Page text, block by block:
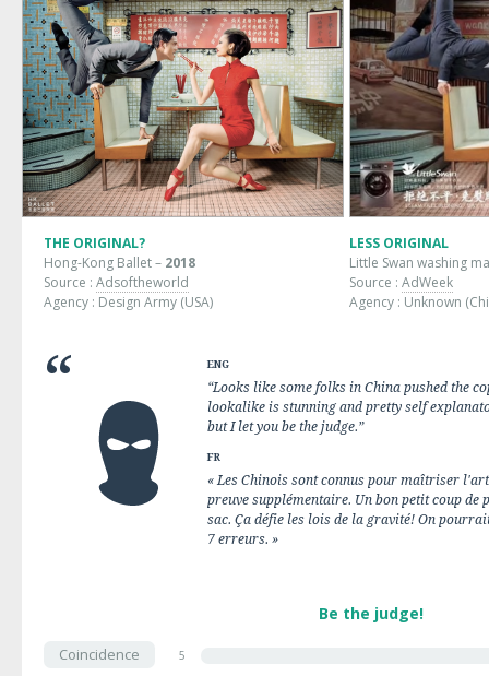
THE ORIGINAL?
Hong-Kong Ballet – 2018
Source : Adsoftheworld
Agency : Design Army (USA)
LESS ORIGINAL
Little Swan washing
Source : AdWeek
Agency : Unknown
ENG
“Looks like some folks in China pushed the
lookalike is stunning and pretty self
but I let you be the judge.”
FR
« Les Chinois sont connus pour maîtriser
preuve supplémentaire. Un bon petit coup de
sac. Ça défie les lois de la gravité! On
7 erreurs. »
Be the judge!
Coincidence 5